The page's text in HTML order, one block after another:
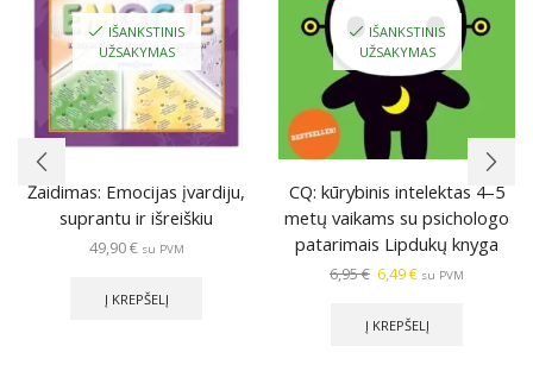
IŠANKSTINIS
UŽSAKYMAS
Žaidimas: Emocijas įvardiju,
suprantu ir išreiškiu
49,90€ su PVM
Į KREPŠELĮ
IŠANKSTINIS
UŽSAKYMAS
CQ: kūrybinis intelektas 4–5
metų vaikams su psichologo
patarimais Lipdukų knyga
6,95€ Original
was:
6,49€Current
is:
6,49 €.
su PVM
Į KREPŠELĮ